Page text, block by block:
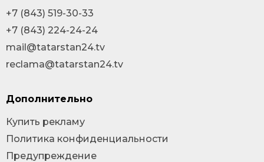
+7 (843) 519-30-33
+7 (843) 224-24-24
mail@tatarstan24.tv
reclama@tatarstan24.tv
Дополнительно
Купить рекламу
Политика конфиденциальности
Предупреждение